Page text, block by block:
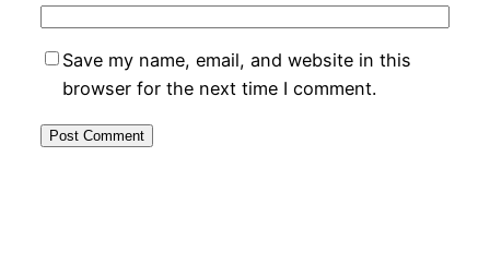
Save my name, email, and website in this
browser for the next time I comment.